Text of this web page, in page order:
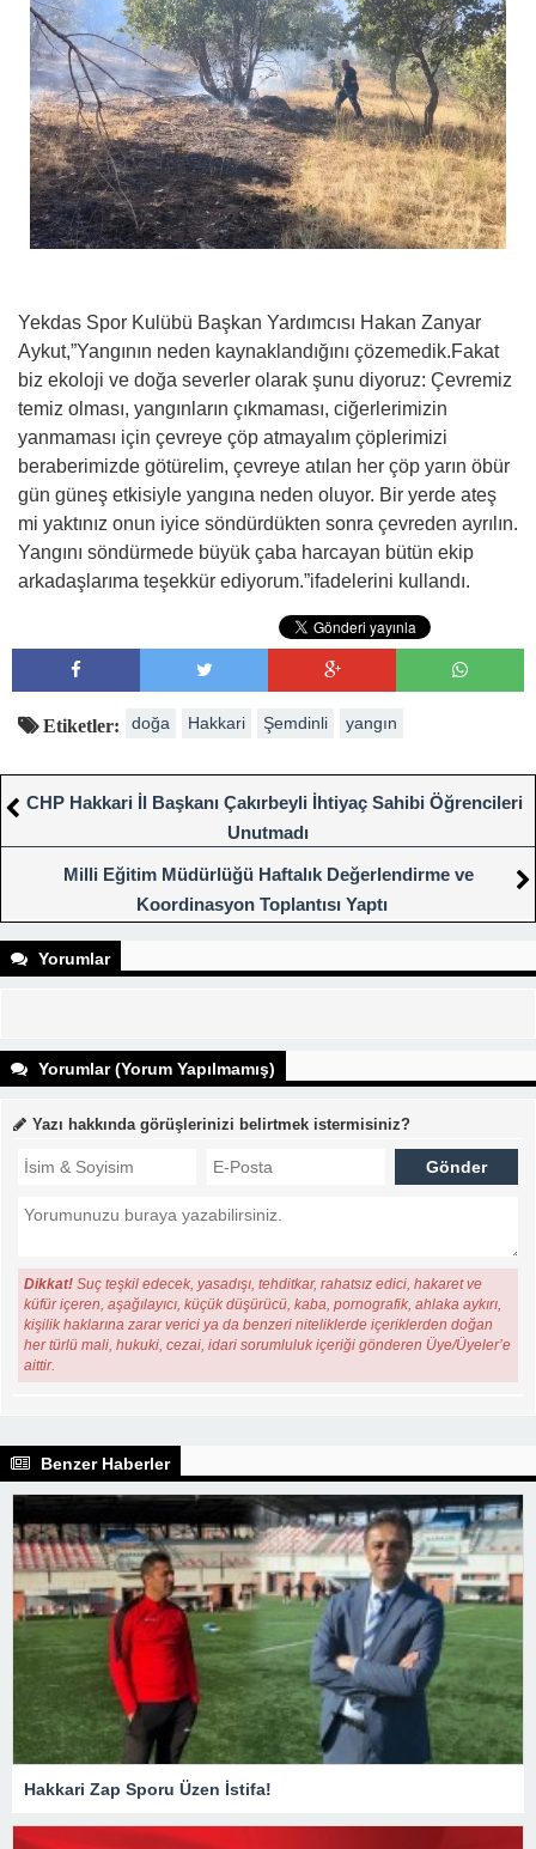
Yekdas Spor Kulübü Başkan Yardımcısı Hakan Zanyar
Aykut,”Yangının neden kaynaklandığını çözemedik.Fakat
biz ekoloji ve doğa severler olarak şunu diyoruz: Çevremiz
temiz olması, yangınların çıkmaması, ciğerlerimizin
yanmaması için çevreye çöp atmayalım çöplerimizi
beraberimizde götürelim, çevreye atılan her çöp yarın öbür
gün güneş etkisiyle yangına neden oluyor. Bir yerde ateş
mi yaktınız onun iyice söndürdükten sonra çevreden ayrılın.
Yangını söndürmede büyük çaba harcayan bütün ekip
arkadaşlarıma teşekkür ediyorum.”ifadelerini kullandı.
Etiketler: doğa Hakkari Şemdinli yangın
CHP Hakkari İl Başkanı Çakırbeyli İhtiyaç Sahibi Öğrencileri
Unutmadı
Milli Eğitim Müdürlüğü Haftalık Değerlendirme ve
Koordinasyon Toplantısı Yaptı
Yorumlar
Yorumlar (Yorum Yapılmamış)
Yazı hakkında görüşlerinizi belirtmek istermisiniz?
Dikkat! Suç teşkil edecek, yasadışı, tehditkar, rahatsız edici, hakaret ve
küfür içeren, aşağılayıcı, küçük düşürücü, kaba, pornografik, ahlaka aykırı,
kişilik haklarına zarar verici ya da benzeri niteliklerde içeriklerden doğan
her türlü mali, hukuki, cezai, idari sorumluluk içeriği gönderen Üye/Üyeler’e
aittir.
Benzer Haberler
Hakkari Zap Sporu Üzen İstifa!